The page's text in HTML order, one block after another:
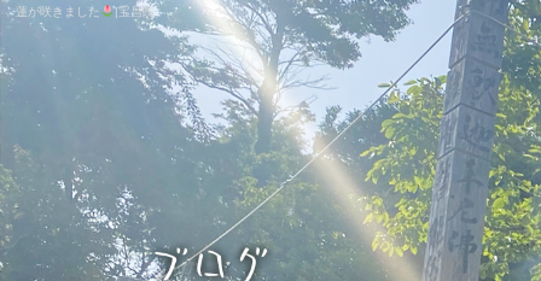
蓮が咲きました |宝昌院